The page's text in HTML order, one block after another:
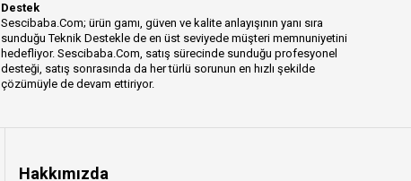
Destek
Sescibaba.Com; ürün gamı, güven ve kalite anlayışının yanı sıra
sunduğu Teknik Destekle de en üst seviyede müşteri memnuniyetini
hedefliyor. Sescibaba.Com, satış sürecinde sunduğu profesyonel
desteği, satış sonrasında da her türlü sorunun en hızlı şekilde
çözümüyle de devam ettiriyor.
Hakkımızda